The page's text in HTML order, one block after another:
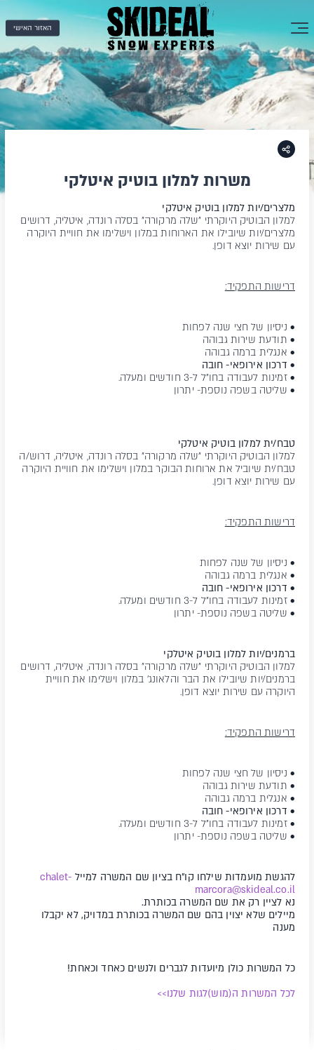
האזור האישי
משרות למלון בוטיק איטלקי
מלצרים/יות למלון בוטיק איטלקי
למלון הבוטיק היוקרתי "שלה מרקורה" בסלה רונדה, איטליה, דרושים
מלצרים/יות שיובילו את הארוחות במלון וישלימו את חוויית היוקרה
עם שירות יוצא דופן.
דרישות התפקיד:
• ניסיון של חצי שנה לפחות
• תודעת שירות גבוהה
• אנגלית ברמה גבוהה
• דרכון אירופאי- חובה
• זמינות לעבודה בחו"ל ל-3 חודשים ומעלה.
• שליטה בשפה נוספת- יתרון
טבח/ית למלון בוטיק איטלקי
למלון הבוטיק היוקרתי "שלה מרקורה" בסלה רונדה, איטליה, דרוש/ה
טבח/ית שיוביל את ארוחות הבוקר במלון וישלימו את חוויית היוקרה
עם שירות יוצא דופן.
דרישות התפקיד:
• ניסיון של שנה לפחות
• אנגלית ברמה גבוהה
• דרכון אירופאי- חובה
• זמינות לעבודה בחו"ל ל-3 חודשים ומעלה.
• שליטה בשפה נוספת- יתרון
ברמנים/יות למלון בוטיק איטלקי
למלון הבוטיק היוקרתי "שלה מרקורה" בסלה רונדה, איטליה, דרושים
ברמנים/יות שיובילו את הבר והלאונג' במלון וישלימו את חוויית
היוקרה עם שירות יוצא דופן.
דרישות התפקיד:
• ניסיון של חצי שנה לפחות
• תודעת שירות גבוהה
• אנגלית ברמה גבוהה
• דרכון אירופאי- חובה
• זמינות לעבודה בחו"ל ל-3 חודשים ומעלה.
• שליטה בשפה נוספת- יתרון
להגשת מועמדות שילחו קו”ח בציון שם המשרה למייל chalet-
marcora@skideal.co.il
נא לציין רק את שם המשרה בכותרת.
מיילים שלא יצוין בהם שם המשרה בכותרת במדויק, לא יקבלו
מענה
כל המשרות כולן מיועדות לגברים ולנשים כאחד וכאחת!
לכל המשרות ה(מוש)לגות שלנו>>